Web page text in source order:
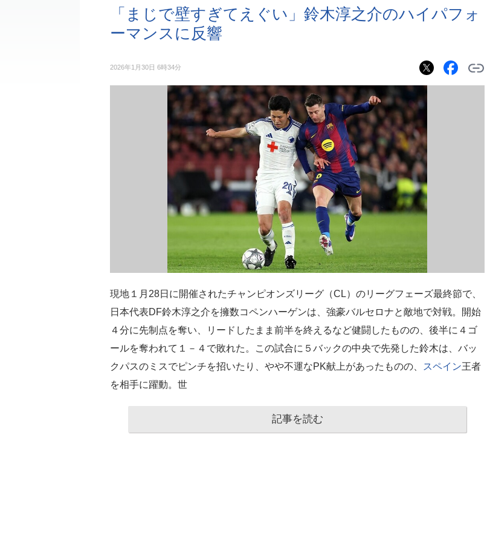
「まじで壁すぎてえぐい」鈴木淳之介のハイパフォ
ーマンスに反響
2026年1月30日 6時34分
現地１月28日に開催されたチャンピオンズリーグ（CL）のリーグフェーズ最終節で、
日本代表DF鈴木淳之介を擁数コペンハーゲンは、強豪バルセロナと敵地で対戦。開始
４分に先制点を奪い、リードしたまま前半を終えるなど健闘したものの、後半に４ゴ
ールを奪われて１－４で敗れた。この試合に５バックの中央で先発した鈴木は、バッ
クパスのミスでピンチを招いたり、やや不運なPK献上があったものの、
スペイン王者
を相手に躍動。世
記事を読む